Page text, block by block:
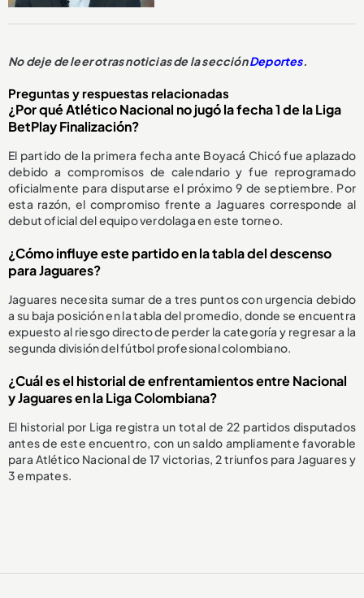
No deje de leer otras noticias de la secciónDeportes.
Preguntas y respuestas relacionadas
¿Por qué Atlético Nacional no jugó la fecha 1 de la Liga
BetPlay Finalización?
El partido de la primera fecha ante Boyacá Chicó fue aplazado
debido a compromisos de calendario y fue reprogramado
oficialmente para disputarse el próximo 9 de septiembre. Por
esta razón, el compromiso frente a Jaguares corresponde al
debut oficial del equipo verdolaga en este torneo.
¿Cómo influye este partido en la tabla del descenso
para Jaguares?
Jaguares necesita sumar de a tres puntos con urgencia debido
a su baja posición en la tabla del promedio, donde se encuentra
expuesto al riesgo directo de perder la categoría y regresar a la
segunda división del fútbol profesional colombiano.
¿Cuál es el historial de enfrentamientos entre Nacional
y Jaguares en la Liga Colombiana?
El historial por Liga registra un total de 22 partidos disputados
antes de este encuentro, con un saldo ampliamente favorable
para Atlético Nacional de 17 victorias, 2 triunfos para Jaguares y
3 empates.